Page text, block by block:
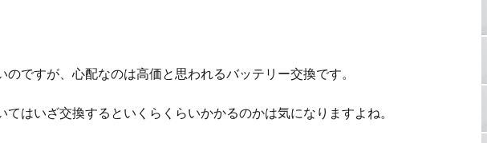
ですが、心配なのは高価と思われるバッテリー交換です。
はいざ交換するといくらくらいかかるのかは気になりますよね。